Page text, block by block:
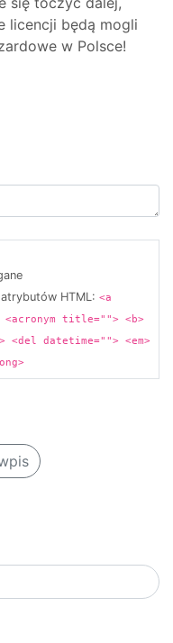
licencji będą mogli
w Polsce!
HTML: <a
title=""> <b>
<del datetime=""> <em>